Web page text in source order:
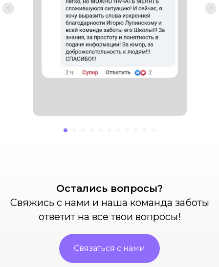
Остались вопросы?
Свяжись с нами и наша команда заботы
ответит на все твои вопросы!
Связаться с нами